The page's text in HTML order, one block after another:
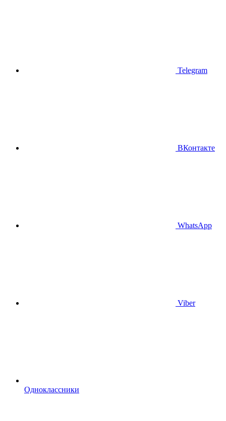
Telegram
ВКонтакте
WhatsApp
Viber
Одноклассники